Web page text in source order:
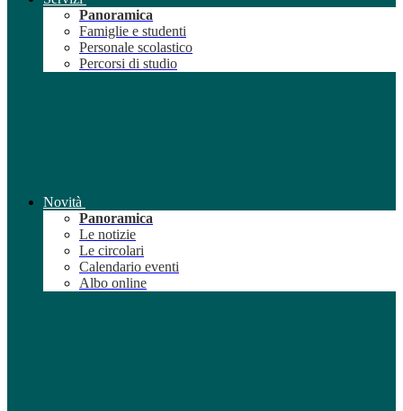
Panoramica
Famiglie e studenti
Personale scolastico
Percorsi di studio
Novità
Panoramica
Le notizie
Le circolari
Calendario eventi
Albo online